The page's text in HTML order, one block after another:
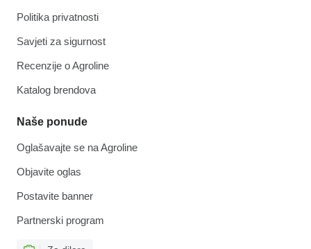
Politika privatnosti
Savjeti za sigurnost
Recenzije o Agroline
Katalog brendova
Naše ponude
Oglašavajte se na Agroline
Objavite oglas
Postavite banner
Partnerski program